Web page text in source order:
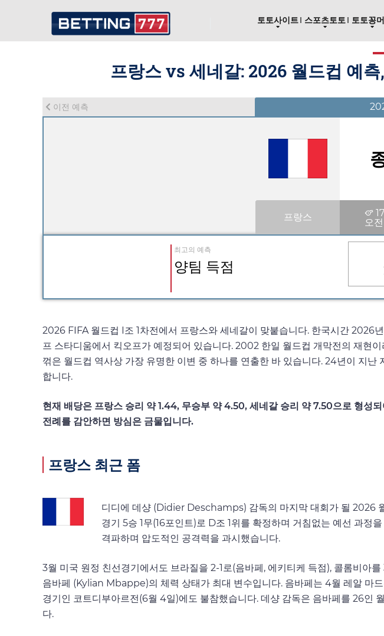
토토사이트 스포츠토토 토토꽁
프랑스 vs 세네갈: 2026 월드컵 예
이전 예측
프랑스
오
최고의 예측
양팀 득점
2026 FIFA 월드컵 I조 1차전에서 프랑스와 세네갈이 맞붙습니다. 한국시간 2026
프 스타디움에서 킥오프가 예정되어 있습니다. 2002 한일 월드컵 개막전의 재현
꺾은 월드컵 역사상 가장 유명한 이변 중 하나를 연출한 바 있습니다. 24년이 지
합니다.
현재 배당은 프랑스 승리 약 1.44, 무승부 약 4.50, 세네갈 승리 약 7.50으로 형성
전례를 감안하면 방심은 금물입니다.
프랑스 최근 폼
디디에 데샹 (Didier Deschamps) 감독의 마지막 대회가 될 2026
경기 5승 1무(16포인트)로 D조 1위를 확정하며 거침없는 예선 과정
격파하며 압도적인 공격력을 과시했습니다.
3월 미국 원정 친선경기에서도 브라질을 2-1로(음바페, 에키티케 득점), 콜롬비아
음바페 (Kylian Mbappe)의 체력 상태가 최대 변수입니다. 음바페는 4월 레알 마
경기인 코트디부아르전(6월 4일)에도 불참했습니다. 데샹 감독은 음바페를 26인
다.